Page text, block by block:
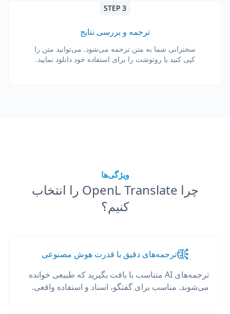
STEP 3
ترجمه و بررسی نتایج
سخنرانی شما به متن ترجمه می‌شود. می‌توانید متن را
کپی کنید یا رونوشت را برای استفاده خود دانلود نمایید.
ویژگی‌ها
چرا OpenL Translate را انتخاب
کنیم؟
ترجمه‌های دقیق با قدرت هوش مصنوعی
ترجمه‌های AI متناسب با بافت بگیرید که طبیعی خوانده
می‌شوند. مناسب برای گفتگو، اسناد و استفاده واقعی.